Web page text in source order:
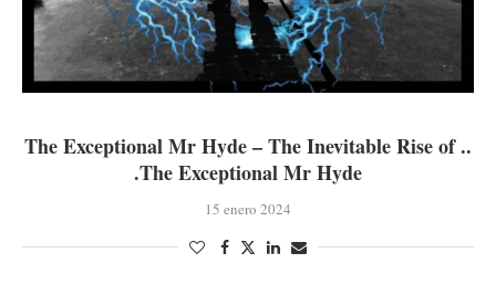
The Exceptional Mr Hyde – The Inevitable Rise of .​.​
.​​The Exceptional Mr Hyde
15 enero 2024